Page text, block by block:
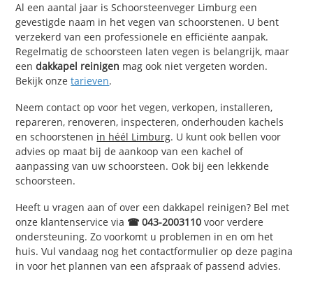
Al een aantal jaar is Schoorsteenveger Limburg een
gevestigde naam in het vegen van schoorstenen. U bent
verzekerd van een professionele en efficiënte aanpak.
Regelmatig de schoorsteen laten vegen is belangrijk, maar
eendakkapel reinigen mag ook niet vergeten worden.
Bekijk onzetarieven.
Neem contact op voor het vegen, verkopen, installeren,
repareren, renoveren, inspecteren, onderhouden kachels
en schoorstenen in héél Limburg. U kunt ook bellen voor
advies op maat bij de aankoop van een kachel of
aanpassing van uw schoorsteen. Ook bij een lekkende
schoorsteen.
Heeft u vragen aan of over een dakkapel reinigen? Bel met
onze klantenservice via ☎ 043-2003110 voor verdere
ondersteuning. Zo voorkomt u problemen in en om het
huis. Vul vandaag nog het contactformulier op deze pagina
in voor het plannen van een afspraak of passend advies.